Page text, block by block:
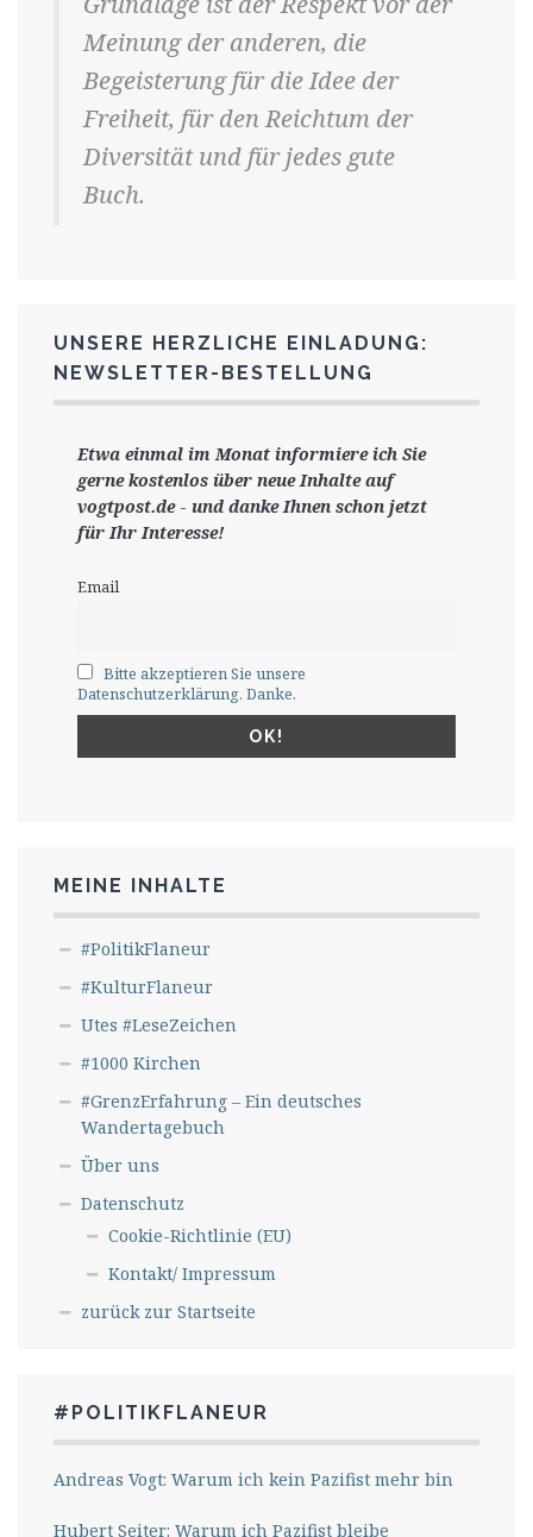
Meinung der anderen, die
Begeisterung für die Idee der
Freiheit, für den Reichtum der
Diversität und für jedes gute
Buch.
UNSERE HERZLICHE EINLADUNG:
NEWSLETTER-BESTELLUNG
Etwa einmal im Monat informiere ich Sie
gernekostenlos über neue Inhalte auf
vogtpost.de- und danke Ihnen schon jetzt
für Ihr Interesse!
Email
Bitte akzeptieren Sie unsere
Datenschutzerklärung. Danke.
MEINE INHALTE
#PolitikFlaneur
#KulturFlaneur
Utes #LeseZeichen
#1000 Kirchen
#GrenzErfahrung – Ein deutsches
Wandertagebuch
Über uns
Datenschutz
Cookie-Richtlinie (EU)
Kontakt/ Impressum
zurück zur Startseite
#POLITIKFLANEUR
Andreas Vogt: Warum ich kein Pazifist mehr bin
Hubert Seiter: Warum ich Pazifist bleibe